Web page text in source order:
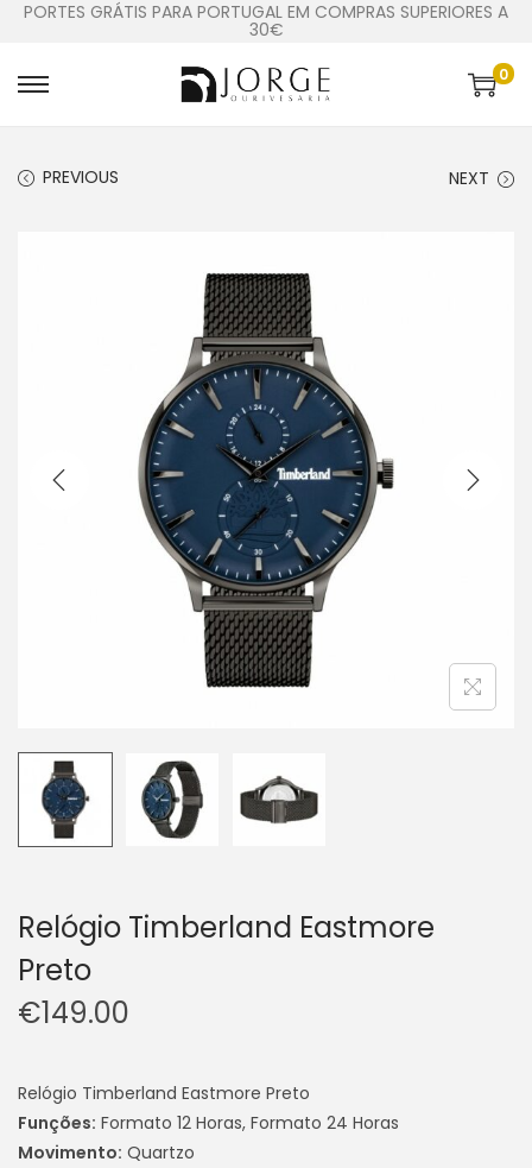
PORTES GRÁTIS PARA PORTUGAL EM COMPRAS SUPERIORES A
30€
0
PREVIOUS NEXT
Relógio Timberland Eastmore
Preto
€149.00
Relógio Timberland Eastmore Preto
Funções: Formato 12 Horas, Formato 24 Horas
Movimento: Quartzo